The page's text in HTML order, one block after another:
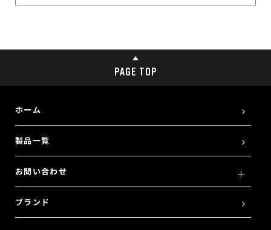
PAGE TOP
ホーム
製品一覧
ブランド
お問い合わせ